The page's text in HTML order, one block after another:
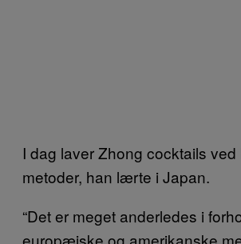
I dag laver Zhong cocktails
metoder, han lærte i Japan.
“Det er meget anderledes i
europæiske og amerikanske